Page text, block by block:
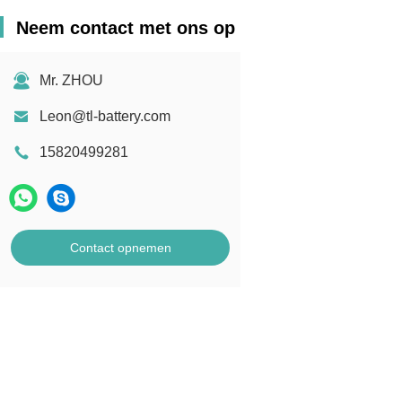
Neem contact met ons op
Mr. ZHOU
Leon@tl-battery.com
15820499281
Contact opnemen